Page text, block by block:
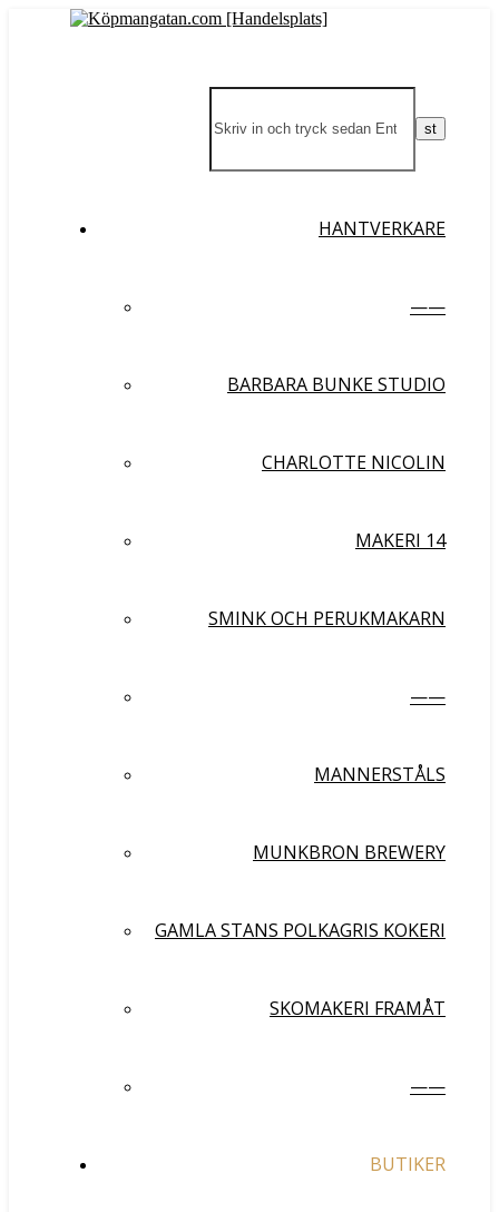
HANTVERKARE
——
BARBARA BUNKE STUDIO
CHARLOTTE NICOLIN
MAKERI 14
SMINK OCH PERUKMAKARN
——
MANNERSTÅLS
MUNKBRON BREWERY
GAMLA STANS POLKAGRIS KOKERI
SKOMAKERI FRAMÅT
——
BUTIKER